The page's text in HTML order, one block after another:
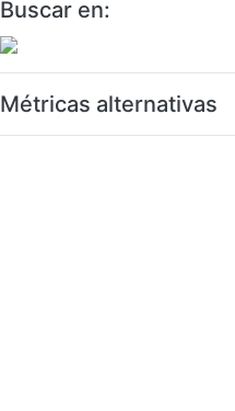
Buscar en:
Métricas alternativas